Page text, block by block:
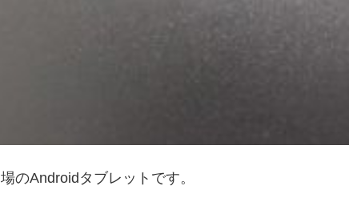
のAndroidタブレットです。